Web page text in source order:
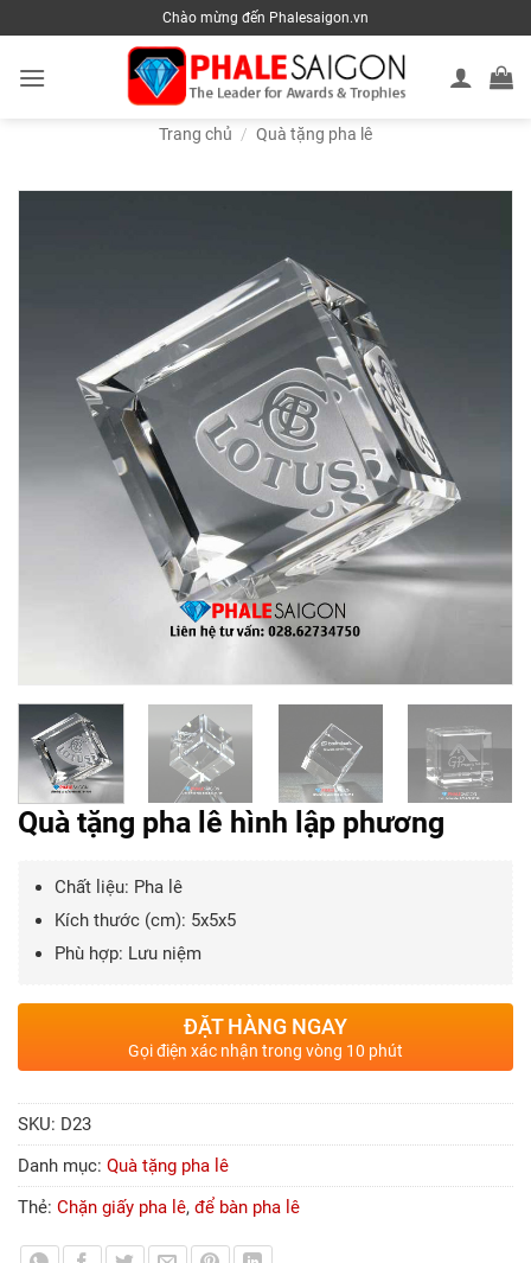
to
content
Chào mừng đến Phalesaigon.vn
Trang chủ / Quà tặng pha lê
Quà tặng pha lê hình lập phương
Chất liệu: Pha lê
Kích thước (cm): 5x5x5
Phù hợp: Lưu niệm
ĐẶT HÀNG NGAY
Gọi điện xác nhận trong vòng 10 phút
SKU: D23
Danh mục: Quà tặng pha lê
Thẻ: Chặn giấy pha lê, để bàn pha lê